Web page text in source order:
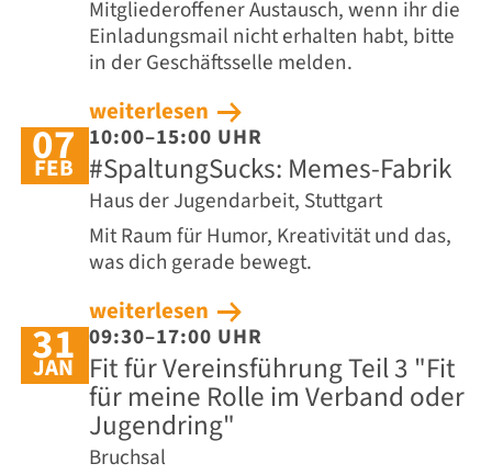
Mitgliederoffener Austausch, wenn ihr die
Einladungsmail nicht erhalten habt, bitte
in der Geschäftsselle melden.
weiterlesen
07
FEB
10:00–15:00 UHR
#SpaltungSucks: Memes-Fabrik
Haus der Jugendarbeit, Stuttgart
Mit Raum für Humor, Kreativität und das,
was dich gerade bewegt.
weiterlesen
31
JAN
09:30–17:00 UHR
Fit für Vereinsführung Teil 3 "Fit
für meine Rolle im Verband oder
Jugendring"
Bruchsal